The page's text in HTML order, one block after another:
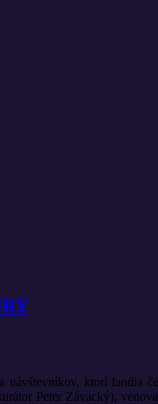
návštevníkov, ktorí fandia
Peter Závacký),